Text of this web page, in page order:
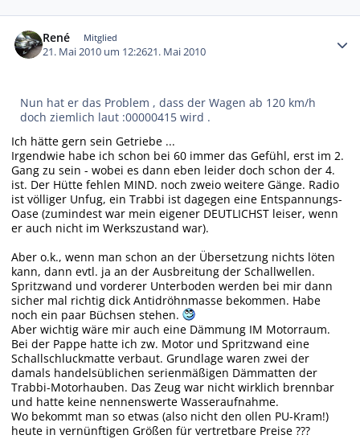
René Mitglied
21. Mai 2010 um 12:2621. Mai 2010
Nun hat er das Problem , dass der Wagen ab 120 km/h
doch ziemlich laut :00000415 wird .
Ich hätte gern sein Getriebe ...
Irgendwie habe ich schon bei 60 immer das Gefühl, erst im 2.
Gang zu sein - wobei es dann eben leider doch schon der 4.
ist. Der Hütte fehlen MIND. noch zweio weitere Gänge. Radio
ist völliger Unfug, ein Trabbi ist dagegen eine Entspannungs-
Oase (zumindest war mein eigener DEUTLICHST leiser, wenn
er auch nicht im Werkszustand war).
Aber o.k., wenn man schon an der Übersetzung nichts löten
kann, dann evtl. ja an der Ausbreitung der Schallwellen.
Spritzwand und vorderer Unterboden werden bei mir dann
sicher mal richtig dick Antidröhnmasse bekommen. Habe
noch ein paar Büchsen stehen.
Aber wichtig wäre mir auch eine Dämmung IM Motorraum.
Bei der Pappe hatte ich zw. Motor und Spritzwand eine
Schallschluckmatte verbaut. Grundlage waren zwei der
damals handelsüblichen serienmäßigen Dämmatten der
Trabbi-Motorhauben. Das Zeug war nicht wirklich brennbar
und hatte keine nennenswerte Wasseraufnahme.
Wo bekommt man so etwas (also nicht den ollen PU-Kram!)
heute in vernünftigen Größen für vertretbare Preise ???